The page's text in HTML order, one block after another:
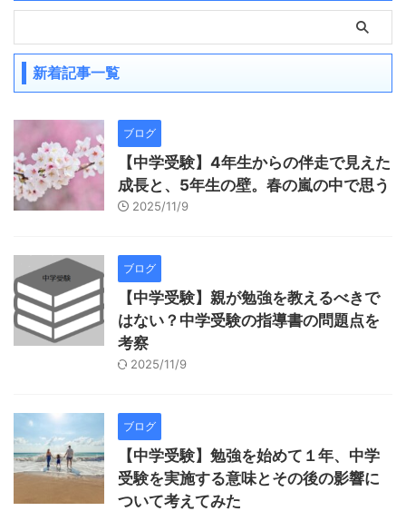
新着記事一覧
ブログ
【中学受験】4年生からの伴走で見えた
成長と、5年生の壁。春の嵐の中で思う
2025/11/9
ブログ
【中学受験】親が勉強を教えるべきで
はない？中学受験の指導書の問題点を
考察
2025/11/9
ブログ
【中学受験】勉強を始めて１年、中学
受験を実施する意味とその後の影響に
ついて考えてみた